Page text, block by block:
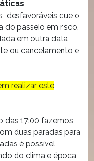
desfavoráveis que o
do passeio em risco,
em outra data
ou cancelamento e
realizar este
das 17:00 fazemos
duas paradas para
é possível
do clima e época